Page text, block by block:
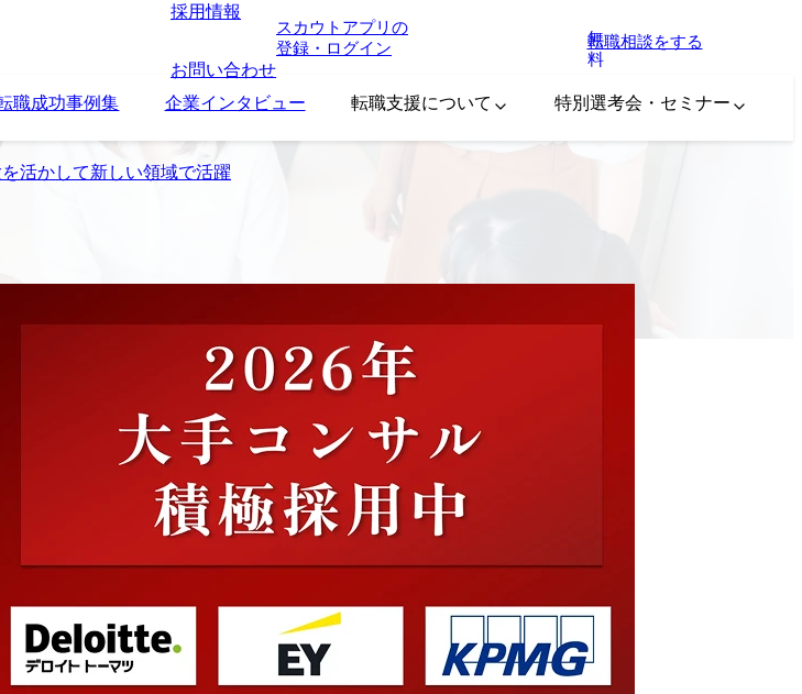
採用情報
お問い合わせ
スカウトアプリの
登録・ログイン
無
料
転職相談をする
職成功事例集 企業インタビュー 転職支援について 特別選考会・セミナー
活かして新しい領域で活躍